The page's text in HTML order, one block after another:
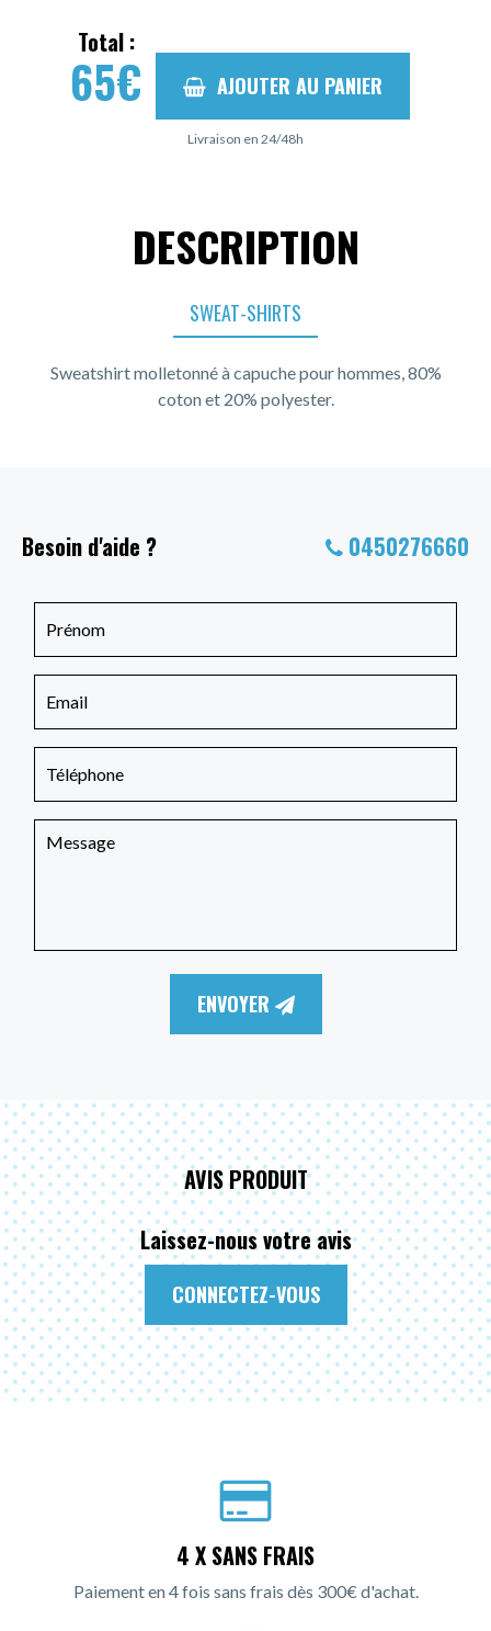
Total :
65€ AJOUTER AU PANIER
Livraison en 24/48h
DESCRIPTION
SWEAT-SHIRTS
Sweatshirt molletonné à capuche pour hommes, 80%
coton et 20% polyester.
Besoin d'aide ? 0450276660
ENVOYER
AVIS PRODUIT
Laissez-nous votre avis
CONNECTEZ-VOUS
4 X SANS FRAIS
Paiement en 4 fois sans frais dès 300€ d'achat.